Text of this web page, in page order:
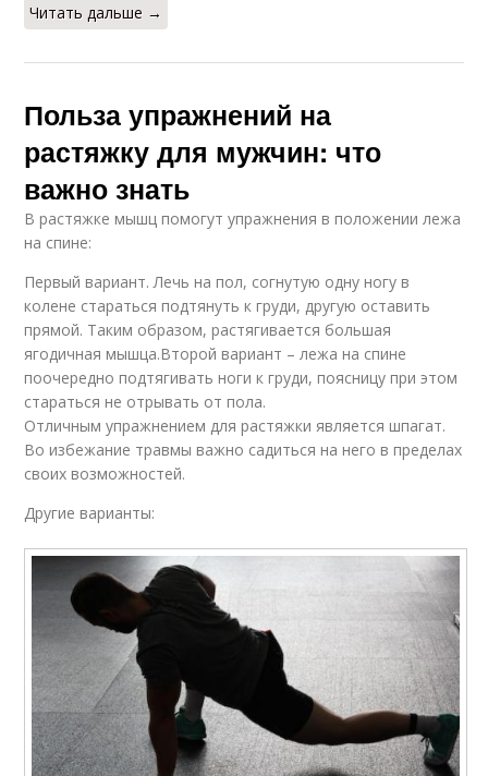
Читать дальше →
Польза упражнений на
растяжку для мужчин: что
важно знать
В растяжке мышц помогут упражнения в положении лежа
на спине:
Первый вариант. Лечь на пол, согнутую одну ногу в
колене стараться подтянуть к груди, другую оставить
прямой. Таким образом, растягивается большая
ягодичная мышца.Второй вариант – лежа на спине
поочередно подтягивать ноги к груди, поясницу при этом
стараться не отрывать от пола.
Отличным упражнением для растяжки является шпагат.
Во избежание травмы важно садиться на него в пределах
своих возможностей.
Другие варианты: